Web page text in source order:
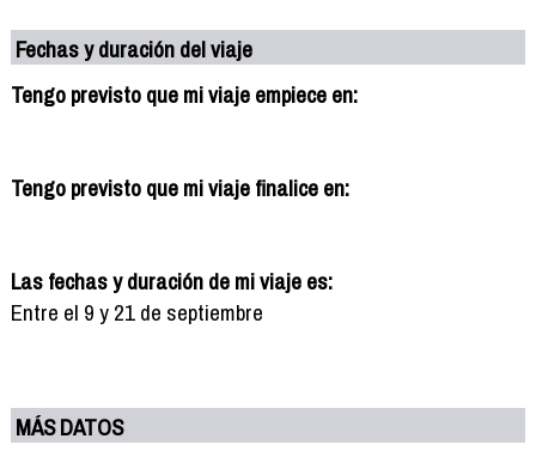
Fechas y duración del viaje
Tengo previsto que mi viaje empiece en:
Tengo previsto que mi viaje finalice en:
Las fechas y duración de mi viaje es:
Entre el 9 y 21 de septiembre
MÁS DATOS